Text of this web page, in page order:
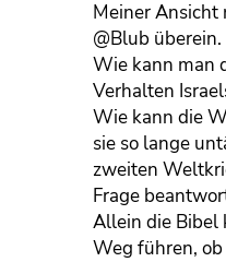
Meiner Ansicht
@Blub
Wie kann man
Verhalten
Wie kann die
sie so lange
zweiten
Frage
Allein die Bibel
Weg führen,